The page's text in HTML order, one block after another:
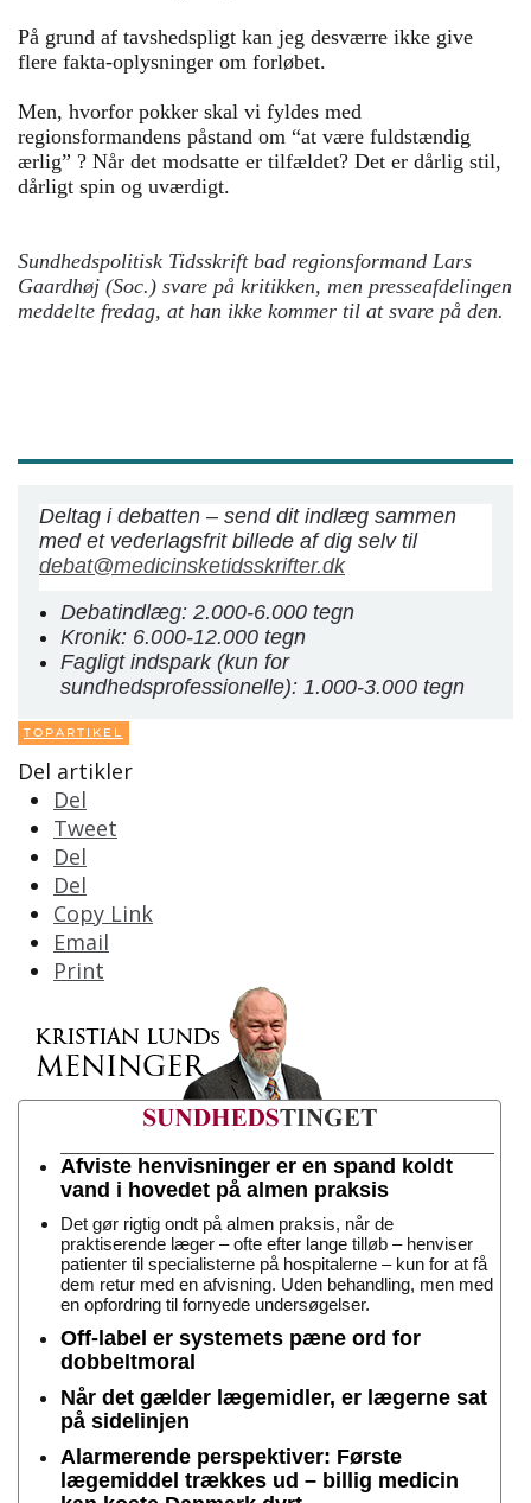
På grund af tavshedspligt kan jeg desværre ikke give
flere fakta-oplysninger om forløbet.
Men, hvorfor pokker skal vi fyldes med
regionsformandens påstand om “at være fuldstændig
ærlig” ? Når det modsatte er tilfældet? Det er dårlig stil,
dårligt spin og uværdigt.
Sundhedspolitisk Tidsskrift bad regionsformand Lars
Gaardhøj (Soc.) svare på kritikken, men presseafdelingen
meddelte fredag, at han ikke kommer til at svare på den.
Deltag i debatten – send dit indlæg sammen
med et vederlagsfrit billede af dig selv til
debat@medicinsketidsskrifter.dk
Debatindlæg: 2.000-6.000 tegn
Kronik: 6.000-12.000 tegn
Fagligt indspark (kun for
sundhedsprofessionelle): 1.000-3.000 tegn
TOPARTIKEL
Del artikler
Del
Tweet
Del
Del
Copy Link
Email
Print
Afviste henvisninger er en spand koldt
vand i hovedet på almen praksis
Det gør rigtig ondt på almen praksis, når de
praktiserende læger – ofte efter lange tilløb – henviser
patienter til specialisterne på hospitalerne – kun for at få
dem retur med en afvisning. Uden behandling, men med
en opfordring til fornyede undersøgelser.
Off-label er systemets pæne ord for
dobbeltmoral
Når det gælder lægemidler, er lægerne sat
på sidelinjen
Alarmerende perspektiver: Første
lægemiddel trækkes ud – billig medicin